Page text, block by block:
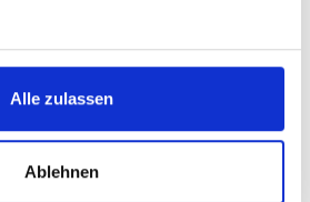
Alle zulassen
Ablehnen
Vorabberatung ab?
können Fragen stellen, rund
und Prozesse. Im Gespräch
die weitere Zielrichtung.